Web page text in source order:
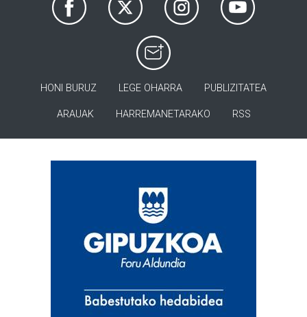
HONI BURUZ LEGE OHARRA PUBLIZITATEA
ARAUAK HARREMANETARAKO RSS